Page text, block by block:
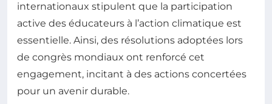
internationaux stipulent que la participation
active des éducateurs à l’action climatique est
essentielle. Ainsi, des résolutions adoptées lors
de congrès mondiaux ont renforcé cet
engagement, incitant à des actions concertées
pour un avenir durable.